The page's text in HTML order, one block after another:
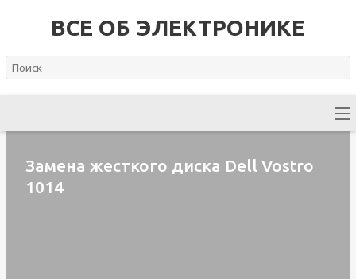
ВСЕ ОБ ЭЛЕКТРОНИКЕ
Замена жесткого диска Dell Vostro
1014